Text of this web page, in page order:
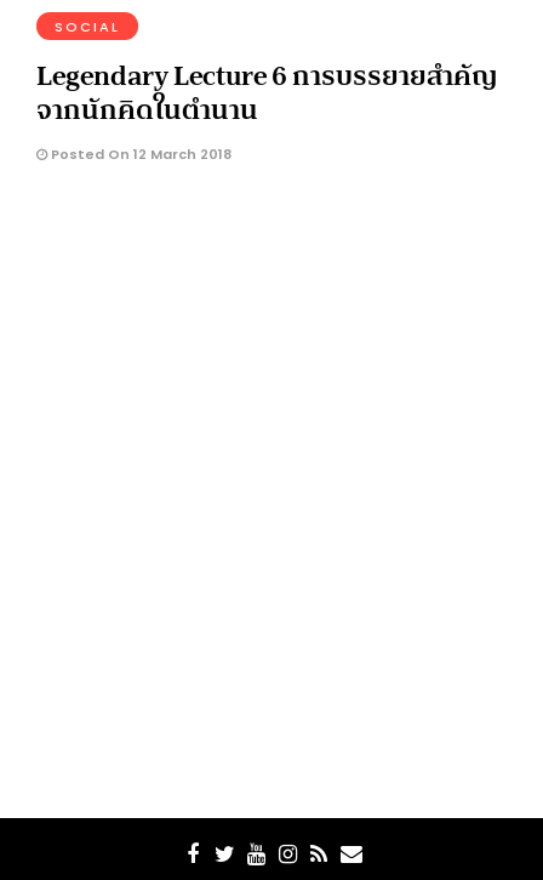
SOCIAL
Legendary Lecture 6 การบรรยายสำคัญ
จากนักคิดในตำนาน
Posted On 12 March 2018